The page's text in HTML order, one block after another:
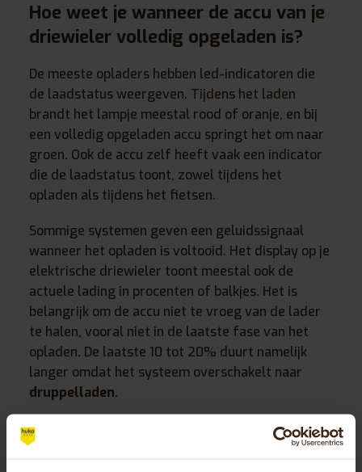
Hoe weet je wanneer de accu van je
driewieler volledig opgeladen is?
De meeste opladers hebben led-indicatoren die
de laadstatus weergeven. Tijdens het laden
brandt het lampje meestal rood of oranje, en bij
een volledig opgeladen accu springt het om naar
groen. Ook de accu zelf heeft vaak een indicator
die de laadstatus toont, zowel tijdens het
opladen als tijdens het fietsen.
Sommige systemen geven een geluidssignaal
wanneer het opladen is voltooid. Het display op je
elektrische driewieler toont meestal ook de
actuele lading in procenten of balkjes. Het is
belangrijk om de accu niet te vroeg van de lader
te halen, vooral niet in de laatste fase van het
opladen. De laatste 10 tot 20% duurt namelijk
langer omdat het systeem overschakelt naar
druppelladen.
Deze langzamere laadmodus aan het eind
beschermt de accu en zorgt ervoor dat alle cellen